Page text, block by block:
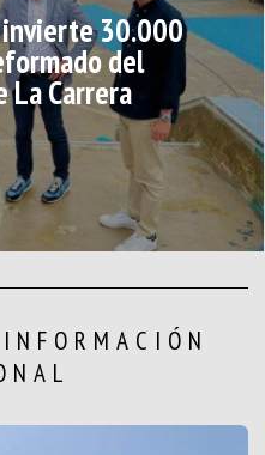
30.000
del
La Carrera